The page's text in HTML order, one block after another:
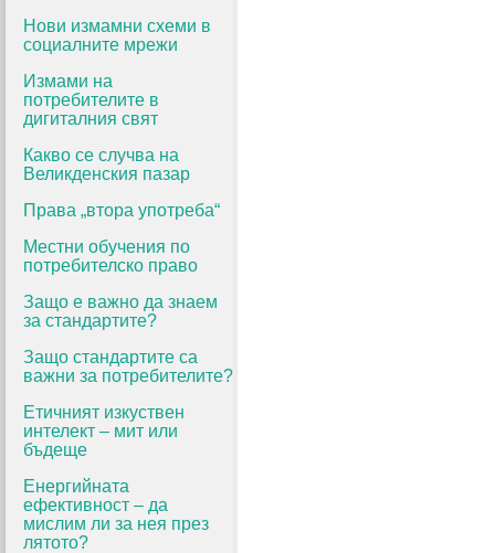
Нови измамни схеми в
социалните мрежи
Измами на
потребителите в
дигиталния свят
Какво се случва на
Великденския пазар
Права „втора употреба“
Местни обучения по
потребителско право
Защо е важно да знаем
за стандартите?
Защо стандартите са
важни за потребителите?
Етичният изкуствен
интелект – мит или
бъдеще
Енергийната
ефективност – да
мислим ли за нея през
лятото?